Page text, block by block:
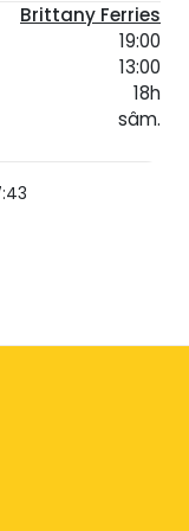
Brittany Ferries
19:00
13:00
18h
sâm.